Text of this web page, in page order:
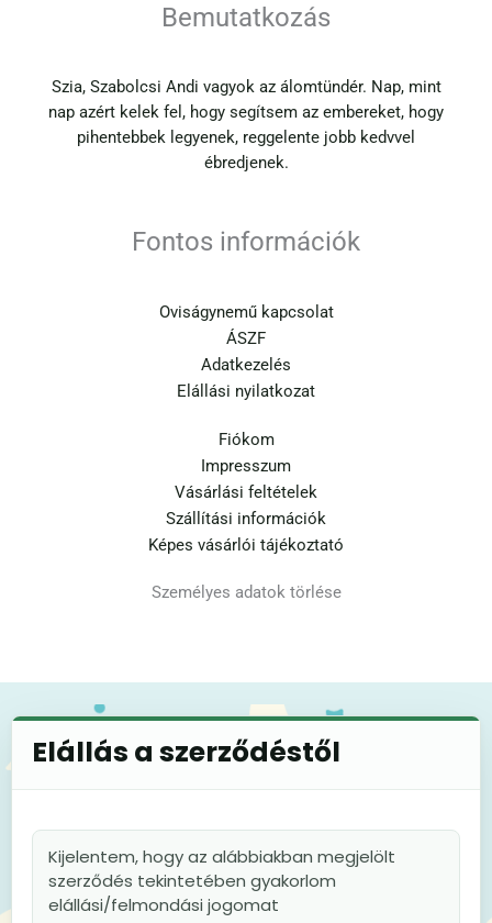
Bemutatkozás
Szia, Szabolcsi Andi vagyok az álomtündér. Nap, mint
nap azért kelek fel, hogy segítsem az embereket, hogy
pihentebbek legyenek, reggelente jobb kedvvel
ébredjenek.
Fontos információk
Oviságynemű kapcsolat
ÁSZF
Adatkezelés
Elállási nyilatkozat
Fiókom
Impresszum
Vásárlási feltételek
Szállítási információk
Képes vásárlói tájékoztató
Személyes adatok törlése
Elállás a szerződéstől
Kijelentem, hogy az alábbiakban megjelölt
szerződés tekintetében gyakorlom
elállási/felmondási jogomat